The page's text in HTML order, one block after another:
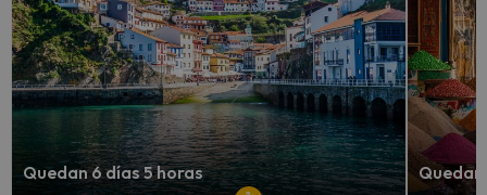
Quedan 6 días 5 horas